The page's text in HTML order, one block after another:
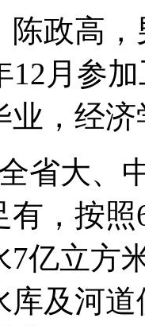
政高
12月参
业，经
省大、
有，按
7亿立方
库及河